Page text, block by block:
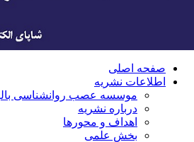
صفحه اصلی
اطلاعات نشریه
موسسه عصب روانشناسی
درباره نشریه
اهداف و محورها
بخش علمی